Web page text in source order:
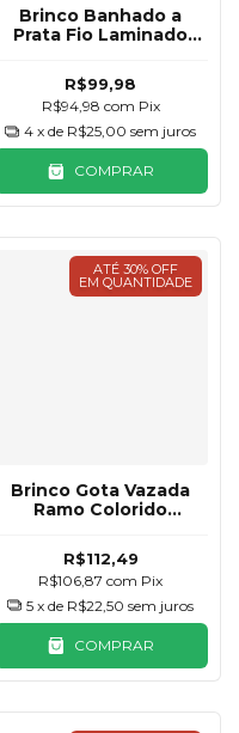
Brinco Banhado a
Prata Fio Laminado
R$99,98
R$94,98 com Pix
4 x de R$25,00 sem juros
COMPRAR
ATÉ 30% OFF
EM QUANTIDADE
Brinco Gota Vazada
Ramo Colorido
R$112,49
R$106,87com Pix
5 x de R$22,50 sem juros
COMPRAR